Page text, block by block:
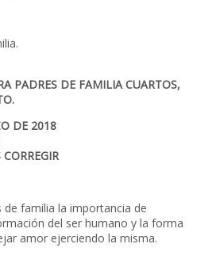
PADRES DE FAMILIA CUARTOS,
DE 2018
de familia la importancia de
del ser humano y la forma
amor ejerciendo la misma.